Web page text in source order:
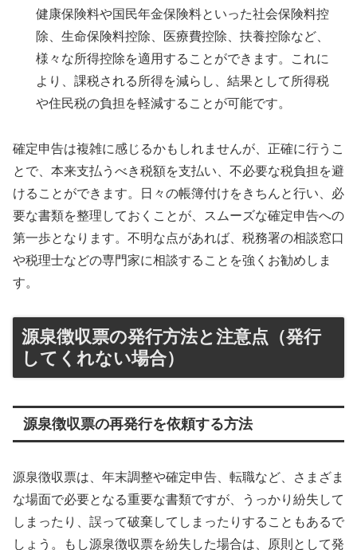
健康保険料や国民年金保険料といった社会保険料控
除、生命保険料控除、医療費控除、扶養控除など、
様々な所得控除を適用することができます。これに
より、課税される所得を減らし、結果として所得税
や住民税の負担を軽減することが可能です。
確定申告は複雑に感じるかもしれませんが、正確に行うこ
とで、本来支払うべき税額を支払い、不必要な税負担を避
けることができます。日々の帳簿付けをきちんと行い、必
要な書類を整理しておくことが、スムーズな確定申告への
第一歩となります。不明な点があれば、税務署の相談窓口
や税理士などの専門家に相談することを強くお勧めしま
す。
源泉徴収票の発行方法と注意点（発行
してくれない場合）
源泉徴収票の再発行を依頼する方法
源泉徴収票は、年末調整や確定申告、転職など、さまざま
な場面で必要となる重要な書類ですが、うっかり紛失して
しまったり、誤って破棄してしまったりすることもあるで
しょう。もし源泉徴収票を紛失した場合は、原則として発